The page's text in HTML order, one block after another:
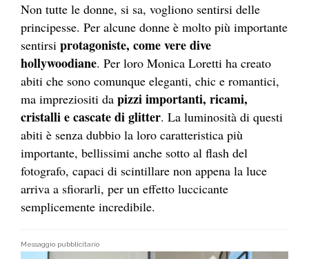
Non tutte le donne, si sa, vogliono sentirsi delle
principesse. Per alcune donne è molto più importante
sentirsi protagoniste, come vere dive
hollywoodiane. Per loro Monica Loretti ha creato
abiti che sono comunque eleganti, chic e romantici,
ma impreziositi da pizzi importanti, ricami,
cristalli e cascate di glitter. La luminosità di questi
abiti è senza dubbio la loro caratteristica più
importante, bellissimi anche sotto al flash del
fotografo, capaci di scintillare non appena la luce
arriva a sfiorarli, per un effetto luccicante
semplicemente incredibile.
Messaggio pubblicitario